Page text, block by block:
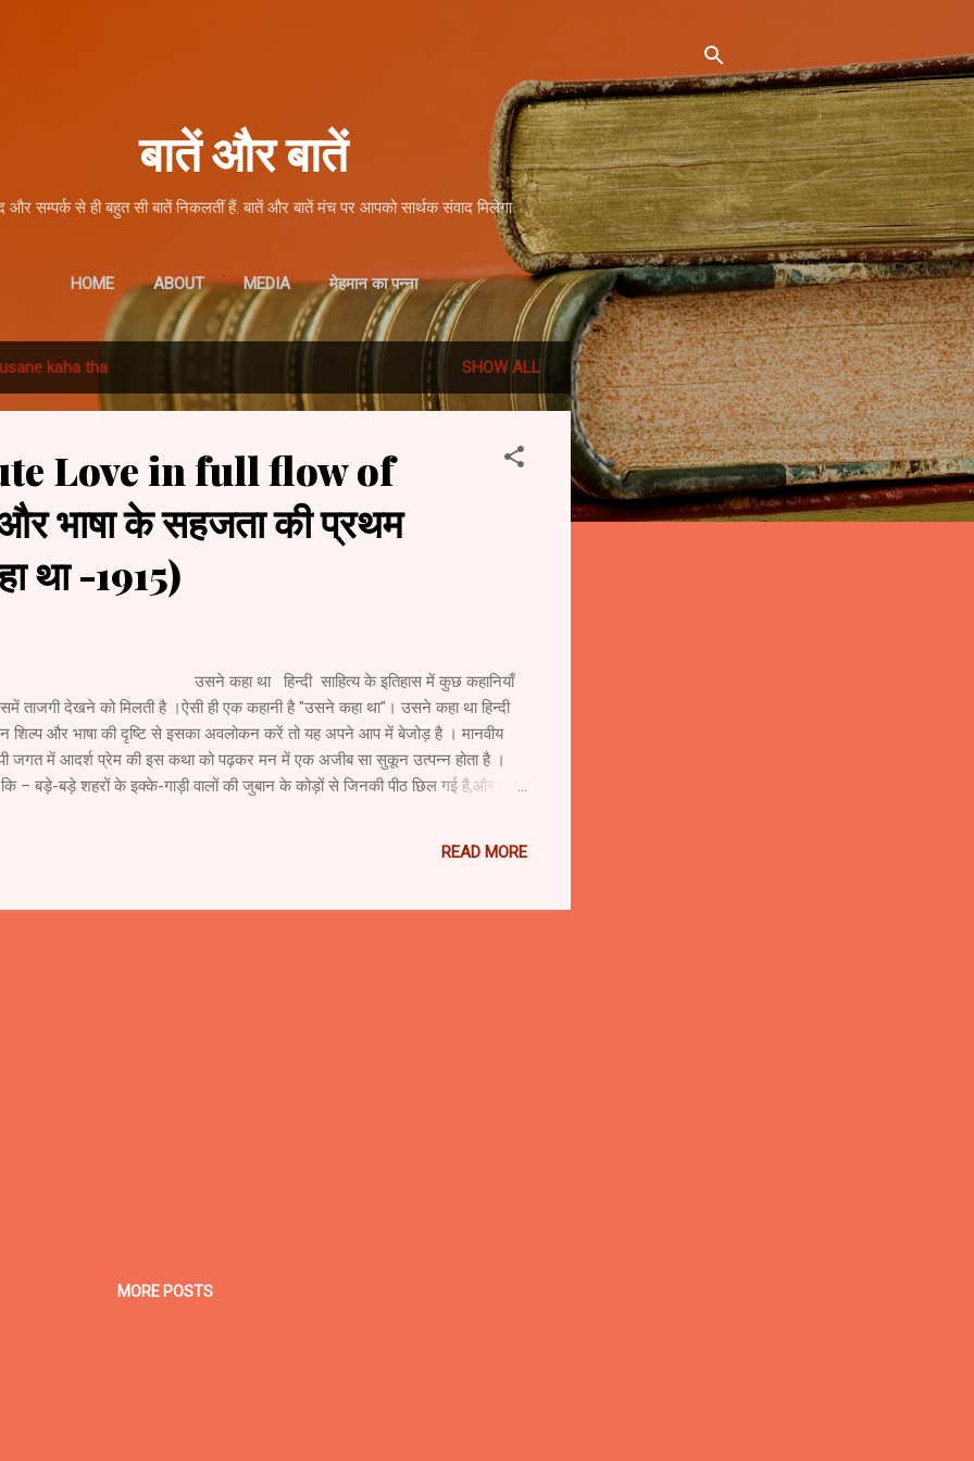
बातें और बातें
और सम्पर्क से ही बहुत सी बातें निकलतीं हैं. बातें और बातें मंच पर आपको सार्थक संवाद मिलेगा
HOME ABOUT MEDIA मेहमान का पन्ना
usane kaha tha SHOW ALL
Love in full flow of
भाषा के सहजता की प्रथम
था -1915)
साहित्य के इतिहास में कुछ कहानियाँ
ताजगी देखने को मिलती है ।ऐसी ही एक कहानी है "उसने कहा था"। उसने कहा था हिन्दी
शिल्प और भाषा की दृष्टि से इसका अवलोकन करें तो यह अपने आप में बेजोड़ है । मानवीय
में आदर्श प्रेम की इस कथा को पढ़कर मन में एक अजीब सा सुकून उत्पन्न होता है ।
– बड़े-बड़े शहरों के इक्के-गाड़ी वालों की जुबान के कोड़ों से जिनकी पीठ छिल गई है,और कान
READ MORE
MORE POSTS